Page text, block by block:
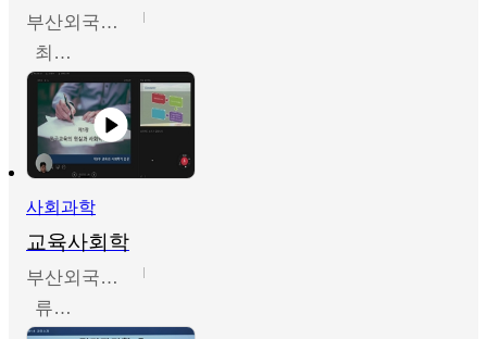
부산외국어대학교
최진오
사회과학
교육사회학
부산외국어대학교
류영철